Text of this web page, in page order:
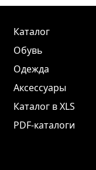
Каталог
Обувь
Одежда
Аксессуары
Каталог в XLS
PDF-каталоги